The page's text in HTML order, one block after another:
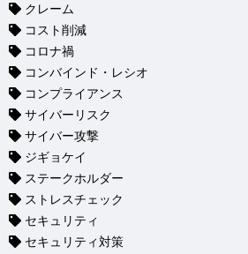
クレーム
コスト削減
コロナ禍
コンバインド・レシオ
コンプライアンス
サイバーリスク
サイバー攻撃
ジギョケイ
ステークホルダー
ストレスチェック
セキュリティ
セキュリティ対策